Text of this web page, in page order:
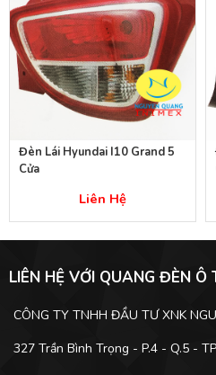
Đèn Lái Hyundai I10 Grand 5
Cửa
Liên Hệ
LIÊN HỆ VỚI QUANG ĐÈN Ô
CÔNG TY TNHH ĐẦU TƯ XNK
327 Trần Bình Trọng - P.4 - Q.5 -